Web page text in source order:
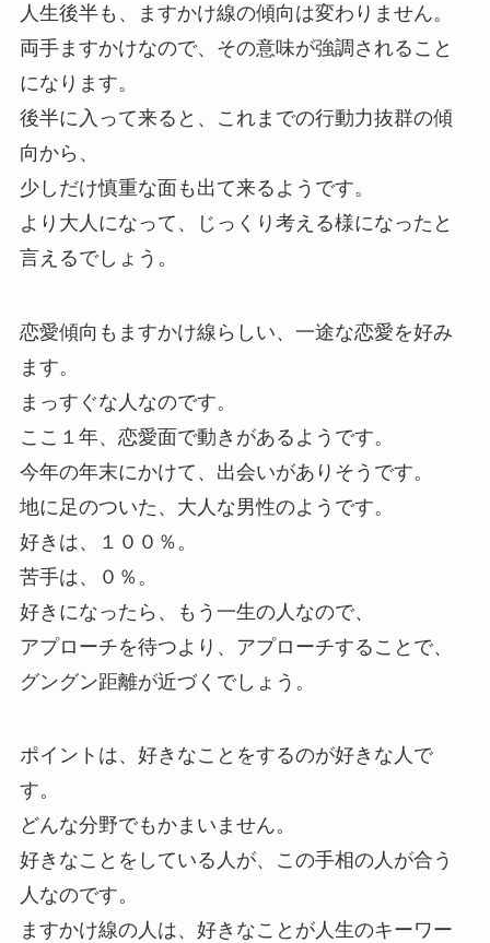
人生後半も、ますかけ線の傾向は変わりません。
両手ますかけなので、その意味が強調されること
になります。
後半に入って来ると、これまでの行動力抜群の傾
向から、
少しだけ慎重な面も出て来るようです。
より大人になって、じっくり考える様になったと
言えるでしょう。
恋愛傾向もますかけ線らしい、一途な恋愛を好み
ます。
まっすぐな人なのです。
ここ１年、恋愛面で動きがあるようです。
今年の年末にかけて、出会いがありそうです。
地に足のついた、大人な男性のようです。
好きは、１００％。
苦手は、０％。
好きになったら、もう一生の人なので、
アプローチを待つより、アプローチすることで、
グングン距離が近づくでしょう。
ポイントは、好きなことをするのが好きな人で
す。
どんな分野でもかまいません。
好きなことをしている人が、この手相の人が合う
人なのです。
ますかけ線の人は、好きなことが人生のキーワー